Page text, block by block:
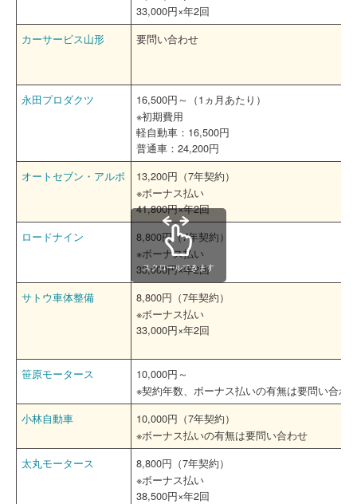
33,000円×年2回
カーサービス山形
要問い合わせ
永田プロダクツ
16,500円～（1ヵ月あたり）
※初期費用
軽自動車：16,500円
普通車：24,200円
オートセブン・アルボ
13,200円（7年契約）
※ボーナス払い
41,800円×年2回
ロードナイン
8,800円（7年契約）
※ボーナス払い
33,000円×年2回
サトウ車体整備
8,800円（7年契約）
※ボーナス払い
33,000円×年2回
笹原モータース
10,000円～
※契約年数、ボーナス払いの有無は要問い合わ
小林自動車
10,000円（7年契約）
※ボーナス払いの有無は要問い合わせ
太丸モータース
8,800円（7年契約）
※ボーナス払い
38,500円×年2回
スクロールできます